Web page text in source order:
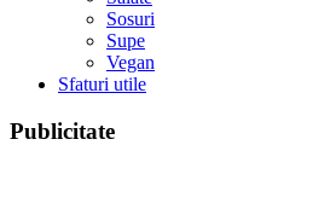
Sosuri
Supe
Vegan
Sfaturi utile
Publicitate